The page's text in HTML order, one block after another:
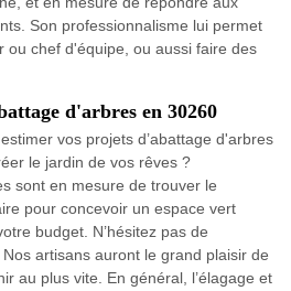
Son professionnalisme lui permet
ou chef d'équipe, ou aussi faire des
d'arbres en 30260
vos projets d’abattage d'arbres
le jardin de vos rêves ?
sont en mesure de trouver le
pour concevoir un espace vert
budget. N’hésitez pas de
artisans auront le grand plaisir de
au plus vite. En général, l’élagage et